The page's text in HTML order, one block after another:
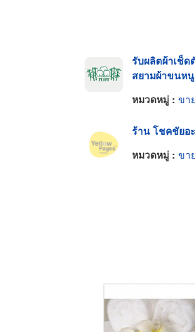
รับผลิตผ้าเช็
สยามผ้าขนหนู
หมวดหมู่ : ขา
ร้าน โชคชัยอ
หมวดหมู่ : ขา